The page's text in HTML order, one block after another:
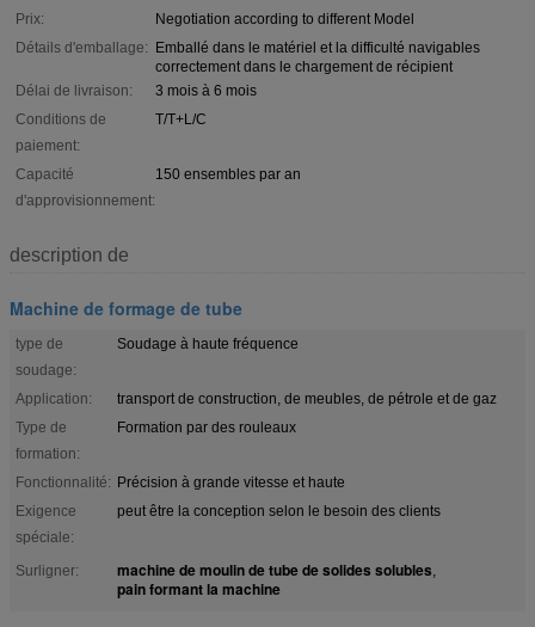
Prix:
Negotiation according to different Model
Détails d'emballage: Emballé dans le matériel et la difficulté navigables
correctement dans le chargement de récipient
Délai de livraison:
3 mois à 6 mois
Conditions de
paiement:
T/T+L/C
Capacité
d'approvisionnement:
150 ensembles par an
description de
Machine de formage de tube
type de
soudage:
Soudage à haute fréquence
Application:
transport de construction, de meubles, de pétrole et de gaz
Type de
formation:
Formation par des rouleaux
Fonctionnalité: Précision à grande vitesse et haute
Exigence
spéciale:
peut être la conception selon le besoin des clients
Surligner: machine de moulin de tube de solides solubles,
pain formant la machine